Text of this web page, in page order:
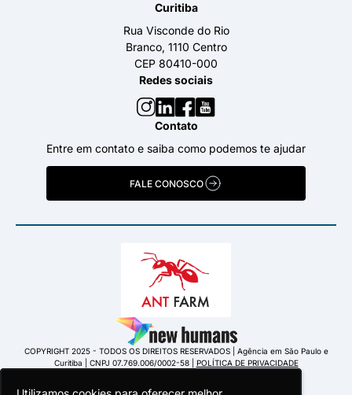
Curitiba
Rua Visconde do Rio
Branco, 1110 Centro
CEP 80410-000
Redes sociais
Contato
Entre em contato e saiba como podemos te ajudar
FALE CONOSCO
COPYRIGHT 2025 - TODOS OS DIREITOS RESERVADOS | Agência em São Paulo e
Curitiba | CNPJ 07.769.006/0002-58 |
POLÍTICA DE PRIVACIDADE